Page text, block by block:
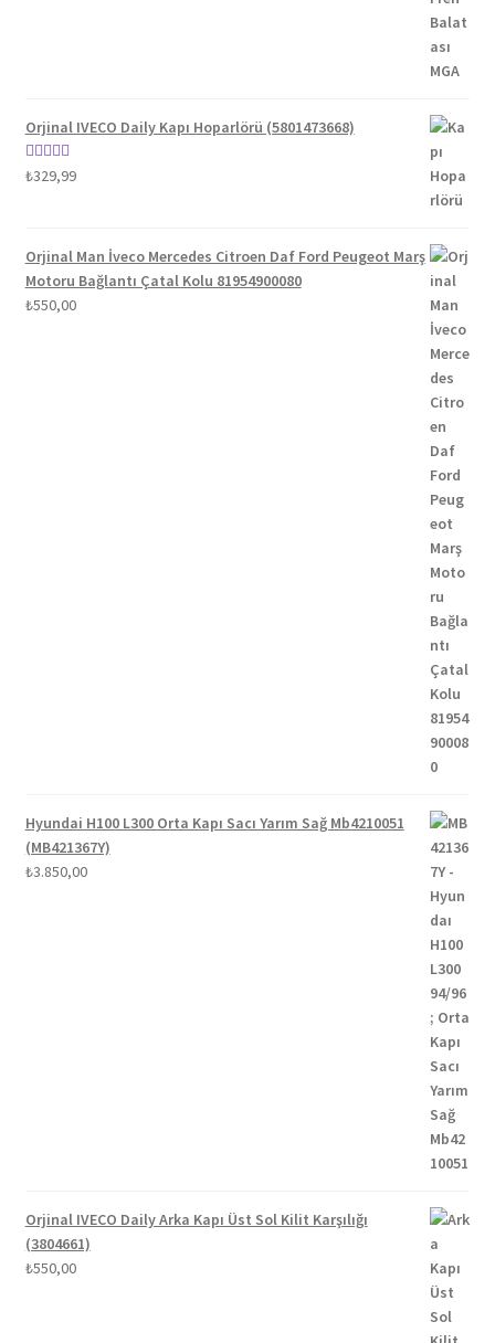
Orjinal IVECO Daily Kapı Hoparlörü (5801473668)
5 üzerinden
₺329,99
Orjinal Man İveco Mercedes Citroen Daf Ford Peugeot Marş
Motoru Bağlantı Çatal Kolu 81954900080
₺550,00
Hyundai H100 L300 Orta Kapı Sacı Yarım Sağ Mb4210051
(MB421367Y)
₺3.850,00
Orjinal IVECO Daily Arka Kapı Üst Sol Kilit Karşılığı
(3804661)
₺550,00